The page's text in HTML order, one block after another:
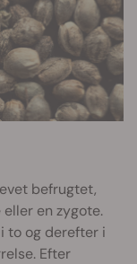
befrugtet,
en zygote.
to og derefter i
Efter